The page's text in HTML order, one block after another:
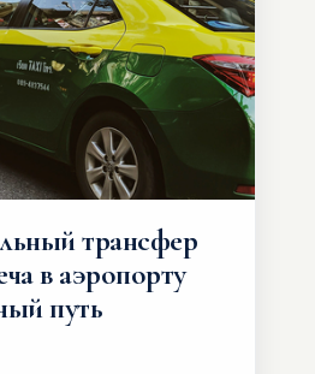
трансфер
в аэропорту
путь